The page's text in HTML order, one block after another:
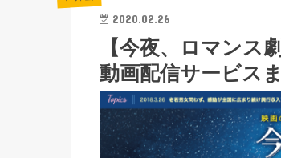
2020.02.26
【今夜、ロマンス
動画配信サービス